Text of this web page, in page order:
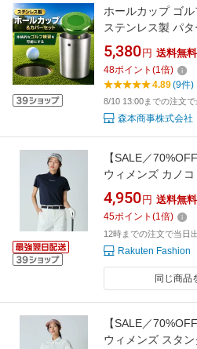
ホールカップ ゴ
ステンレス製 パ
ーチ パター練習
個 選択 防錆 屋外/
習用具 蓋つき
5,380 円 送料無料
48ポイント (1倍)
4.89(9件)
8/10 13:00までの注文
森本商事株式会社
【SALE／
ウィメンズ カノ
イテッドアローズ
ウトドア用品 ゴ
【送料無料】
4,950 円 送料無料
45ポイント (1倍)
12時までの注文で当日
Rakuten Fashion
同じ商品
【SALE／
ウィメンズ スタ